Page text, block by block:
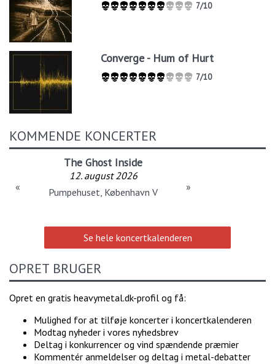
7/10
Converge - Hum of Hurt
7/10
KOMMENDE KONCERTER
The Ghost Inside
12. august 2026
Pumpehuset, København V
« »
Se hele koncertkalenderen
OPRET BRUGER
Opret en gratis heavymetal.dk-profil og få:
Mulighed for at tilføje koncerter i koncertkalenderen
Modtag nyheder i vores nyhedsbrev
Deltag i konkurrencer og vind spændende præmier
Kommentér anmeldelser og deltag i metal-debatter